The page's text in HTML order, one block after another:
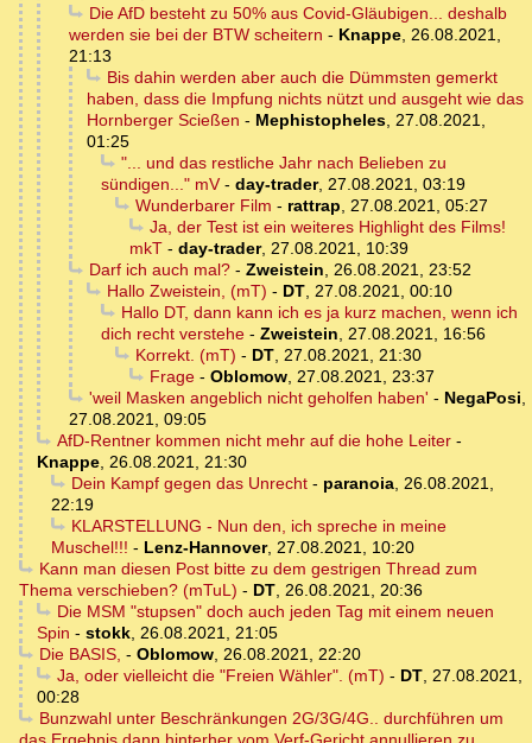
Die AfD besteht zu 50% aus Covid-Gläubigen... deshalb
werden sie bei der BTW scheitern - Knappe, 26.08.2021,
21:13
Bis dahin werden aber auch die Dümmsten gemerkt
haben, dass die Impfung nichts nützt und ausgeht wie das
Hornberger Scießen - Mephistopheles, 27.08.2021,
01:25
"... und das restliche Jahr nach Belieben zu
sündigen..." mV- day-trader, 27.08.2021, 03:19
Wunderbarer Film - rattrap, 27.08.2021, 05:27
Ja, der Test ist ein weiteres Highlight des Films!
mkT - day-trader, 27.08.2021, 10:39
Darf ich auch mal?- Zweistein, 26.08.2021, 23:52
Hallo Zweistein, (mT) - DT, 27.08.2021, 00:10
Hallo DT, dann kann ich es ja kurz machen, wenn ich
dich recht verstehe - Zweistein, 27.08.2021, 16:56
Korrekt. (mT) - DT, 27.08.2021, 21:30
Frage- Oblomow, 27.08.2021, 23:37
'weil Masken angeblich nicht geholfen haben' - NegaPosi,
27.08.2021, 09:05
AfD-Rentner kommen nicht mehr auf die hohe Leiter-
Knappe, 26.08.2021, 21:30
Dein Kampf gegen das Unrecht- paranoia, 26.08.2021,
22:19
KLARSTELLUNG - Nun den, ich spreche in meine
Muschel!!! - Lenz-Hannover, 27.08.2021, 10:20
Kann man diesen Post bitte zu dem gestrigen Thread zum
Thema verschieben? (mTuL) - DT, 26.08.2021, 20:36
Die MSM "stupsen" doch auch jeden Tag mit einem neuen
Spin - stokk, 26.08.2021, 21:05
Die BASIS, - Oblomow, 26.08.2021, 22:20
Ja, oder vielleicht die "Freien Wähler". (mT) - DT, 27.08.2021,
00:28
Bunzwahl unter Beschränkungen 2G/3G/4G.. durchführen um